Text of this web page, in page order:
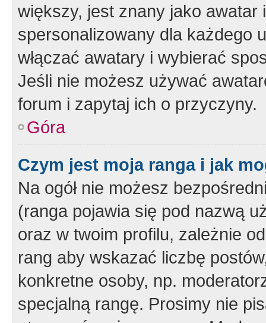
większy, jest znany jako
spersonalizowany dla każdego
włączać awatary i wybierać
Jeśli nie możesz używać
forum i zapytaj ich o przyczyny.
Góra
Czym jest moja ranga i jak
Na ogół nie możesz
(ranga pojawia się pod nazwą
oraz w twoim profilu, zależnie
rang aby wskazać liczbę
konkretne osoby, np.
specjalną rangę. Prosimy nie